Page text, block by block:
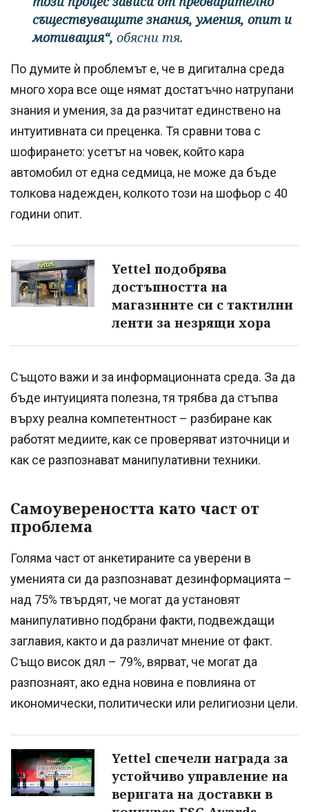
съществуващите знания, умения, опит и
мотивация“, обясни тя.
По думите ѝ проблемът е, че в дигитална среда
много хора все още нямат достатъчно натрупани
знания и умения, за да разчитат единствено на
интуитивната си преценка. Тя сравни това с
шофирането: усетът на човек, който кара
автомобил от една седмица, не може да бъде
толкова надежден, колкото този на шофьор с 40
години опит.
Yettel подобрява
достъпността на
магазините си с тактилни
ленти за незрящи хора
Същото важи и за информационната среда. За да
бъде интуицията полезна, тя трябва да стъпва
върху реална компетентност – разбиране как
работят медиите, как се проверяват източници и
как се разпознават манипулативни техники.
Самоувереността като част от
проблема
Голяма част от анкетираните са уверени в
уменията си да разпознават дезинформацията –
над 75% твърдят, че могат да установят
манипулативно подбрани факти, подвеждащи
заглавия, както и да различат мнение от факт.
Също висок дял – 79%, вярват, че могат да
разпознаят, ако една новина е повлияна от
икономически, политически или религиозни цели.
Yettel спечели награда за
устойчивo управление на
веригата на доставки в